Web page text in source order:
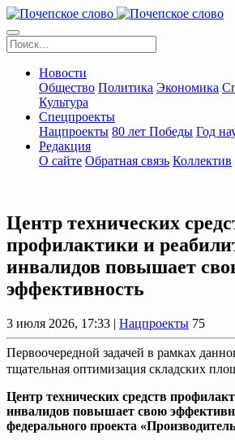
Новости
Общество Политика Экономика
Культура
Спецпроекты
Нацпроекты 80 лет Победы Год
Редакция
О сайте Обратная связь Коллектив
Центр технических
профилактики и
инвалидов повышает
эффективность
3 июля 2026, 17:33 | Нацпроекты 75
Первоочередной задачей в рамках
тщательная оптимизация складских
Центр технических средств профила
инвалидов повышает свою
федерального проекта